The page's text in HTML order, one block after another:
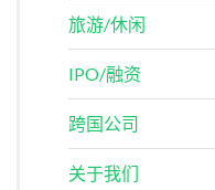
旅游/休闲
IPO/融资
跨国公司
关于我们